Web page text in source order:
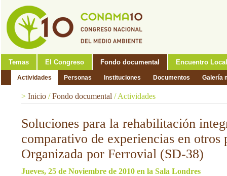
Temas El Congreso Fondo documental Encuentro Local
Actividades Personas Instituciones Documentos Galería
> Inicio /Fondo documental / Actividades
Soluciones para la rehabilitación
comparativo de experiencias en otros
Organizada por Ferrovial (SD-38)
Jueves, 25 de Noviembre de 2010 en la Sala Londres